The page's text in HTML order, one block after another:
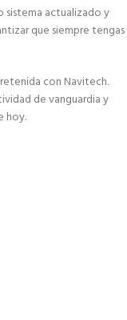
sistema actualizado y
que siempre tengas
con Navitech.
de vanguardia y
hoy.